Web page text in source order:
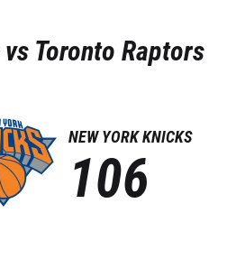
vs Toronto Raptors
NEW YORK KNICKS
106